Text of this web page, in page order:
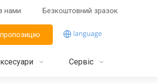
нами Безкоштовний зразок
Сервіс